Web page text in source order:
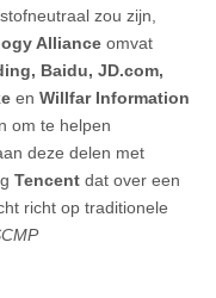
zou zijn,
Alliance omvat
Baidu, JD.com,
en Willfar Information
om te helpen
deze delen met
Tencent dat over een
richt op traditionele